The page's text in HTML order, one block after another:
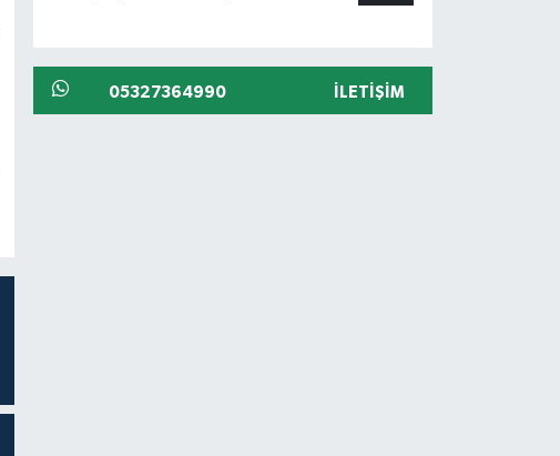
05327364990 İLETIŞIM